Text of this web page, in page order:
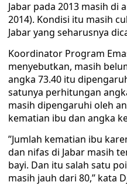
Jabar pada 2013 masih di
2014). Kondisi itu masih
Jabar yang seharusnya
Koordinator Program
menyebutkan, masih
angka 73.40 itu
satunya perhitungan
masih dipengaruhi oleh
kematian ibu dan angka
’’Jumlah kematian ibu
dan nifas di Jabar masih
bayi. Dan itu salah satu
masih jauh dari 80,’’ kata